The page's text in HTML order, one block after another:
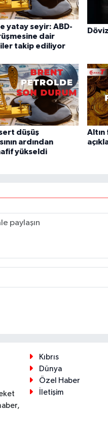
yatay seyir: ABD-
dair
takip ediliyor
düşüş
ardından
yükseldi
Altın
Kıbrıs
Dünya
Özel Haber
İletişim